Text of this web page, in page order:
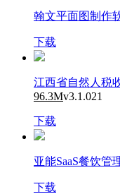
翰文平面图制作
下载
江西省自然人税
96.3Mv3.1.021
下载
亚能SaaS餐饮管
下载